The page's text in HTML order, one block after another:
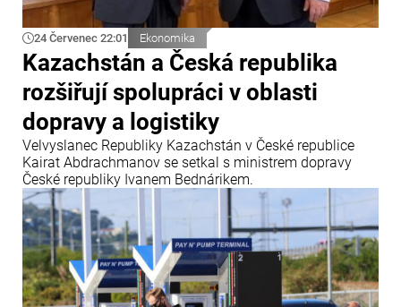
24 Červenec 22:01 Ekonomika
Kazachstán a Česká republika
rozšiřují spolupráci v oblasti
dopravy a logistiky
Velvyslanec Republiky Kazachstán v České republice
Kairat Abdrachmanov se setkal s ministrem dopravy
České republiky Ivanem Bednárikem.